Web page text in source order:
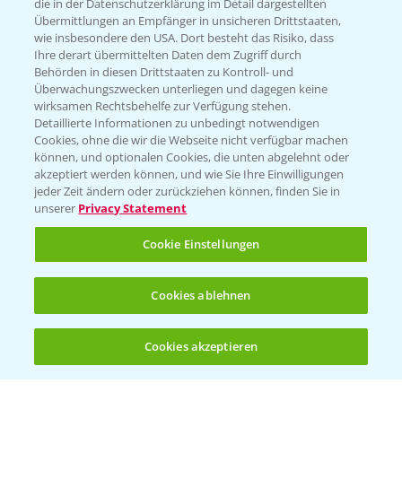
(noch 4)
Kontakt & Notfall
Beratung auf WhatsApp
T.+49 (0)174 346 564 1
KONTAKT
Hilfe in Notfällen
T.+49 (0)214/30-20220
Folgen Sie uns
die in der Datenschutzerklärung im Detail dargestellten
Übermittlungen an Empfänger in unsicheren Drittstaaten,
wie insbesondere den USA. Dort besteht das Risiko, dass
Ihre derart übermittelten Daten dem Zugriff durch
Behörden in diesen Drittstaaten zu Kontroll- und
Überwachungszwecken unterliegen und dagegen keine
wirksamen Rechtsbehelfe zur Verfügung stehen.
Detaillierte Informationen zu unbedingt notwendigen
Cookies, ohne die wir die Webseite nicht verfügbar machen
können, und optionalen Cookies, die unten abgelehnt oder
akzeptiert werden können, und wie Sie Ihre Einwilligungen
jeder Zeit ändern oder zurückziehen können, finden Sie in
unserer Privacy Statement
Cookie Einstellungen
Cookies ablehnen
Cookies akzeptieren